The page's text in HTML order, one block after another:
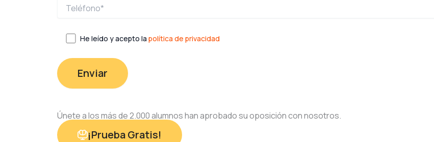
He leído y acepto lapolítica de privacidad
Únete a los más de 2.000 alumnos han aprobado su oposición con nosotros.
¡Prueba Gratis!